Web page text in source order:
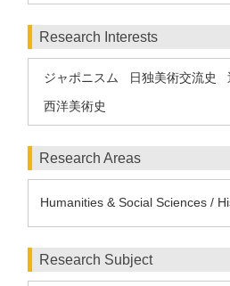
Research Interests
ジャポニスム 日独美術交流史
西洋美術史
Research Areas
Humanities & Social Sciences /
Research Subject